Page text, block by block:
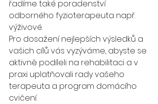
řadíme také poradenství
odborného fyzioterapeuta např.
výživové.
Pro dosažení nejlepších výsledků a
vašich cílů vás vyzýváme, abyste se
aktivně podíleli na rehabilitaci a v
praxi uplatňovali rady vašeho
terapeuta a program domácího
cvičení.